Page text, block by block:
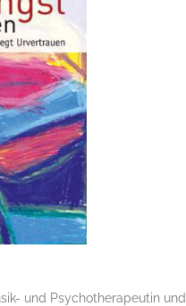
und Psychotherapeutin und